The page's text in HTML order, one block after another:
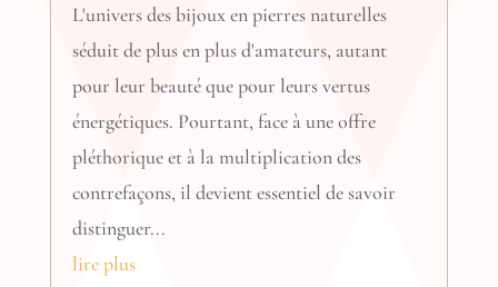
L'univers des bijoux en pierres naturelles
séduit de plus en plus d'amateurs, autant
pour leur beauté que pour leurs vertus
énergétiques. Pourtant, face à une offre
pléthorique et à la multiplication des
contrefaçons, il devient essentiel de savoir
distinguer...
lire plus